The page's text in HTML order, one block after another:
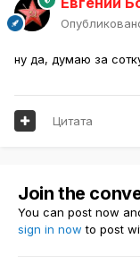
ну да, думаю за
Цитата
Join the
You can post now
sign in now to post